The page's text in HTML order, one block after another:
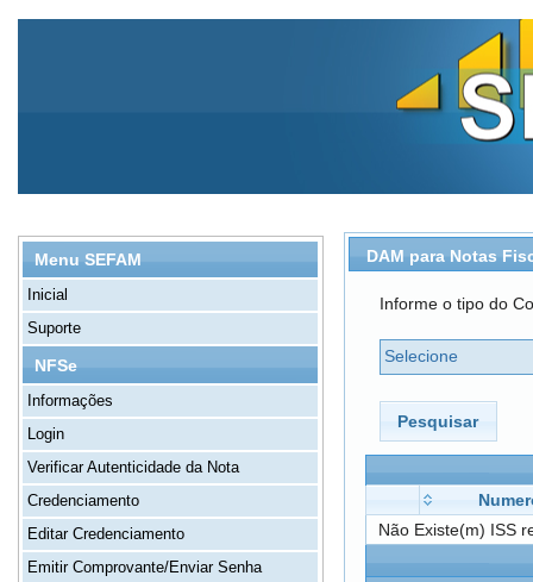
Menu SEFAM
Inicial
Suporte
NFSe
Informações
Login
Verificar Autenticidade da Nota
Credenciamento
Editar Credenciamento
Emitir Comprovante/Enviar Senha
DAM para Notas
Informe o tipo do
Selecione
Pesquisar
Não Existe(m) ISS